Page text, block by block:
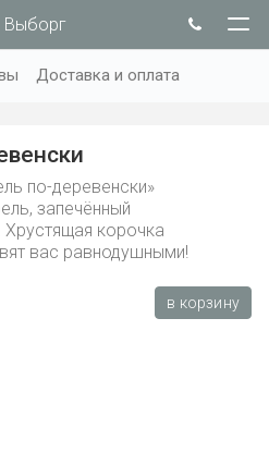
Выборг
Доставка и оплата
по-деревенски»
запечённый
корочка
вас равнодушными!
в корзину